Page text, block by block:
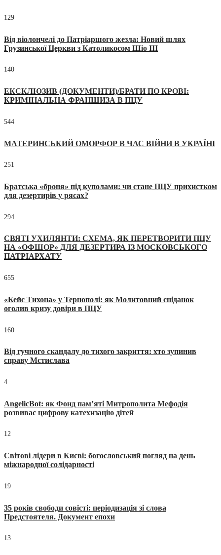
129
Від віолончелі до Патріаршого жезла: Новий шлях
Грузинської Церкви з Католикосом Шіо III
140
ЕКСКЛЮЗИВ (ДОКУМЕНТИ)/БРАТИ ПО КРОВІ:
КРИМІНАЛЬНА ФРАНШИЗА В ПЦУ
544
МАТЕРИНСЬКИЙ ОМОРФОР В ЧАС ВІЙНИ В УКРАЇНІ
251
Братська «броня» під куполами: чи стане ПЦУ прихистком
для дезертирів у рясах?
294
СВЯТІ УХИЛЯНТИ: СХЕМА, ЯК ПЕРЕТВОРИТИ ПЦУ
НА «ОФШОР» ДЛЯ ДЕЗЕРТИРА ІЗ МОСКОВСЬКОГО
ПАТРІАРХАТУ
655
«Кейс Тихона» у Тернополі: як Молитовний сніданок
оголив кризу довіри в ПЦУ
160
Від гучного скандалу до тихого закриття: хто зупинив
справу Мстислава
4
AngelicBot: як Фонд пам’яті Митрополита Мефодія
розвиває цифрову катехизацію дітей
12
Світові лідери в Києві: богословський погляд на день
міжнародної солідарності
19
35 років свободи совісті: періодизація зі слова
Предстоятеля. Документ епохи
13